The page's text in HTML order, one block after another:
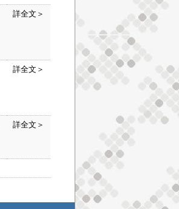
詳全文＞
詳全文＞
詳全文＞